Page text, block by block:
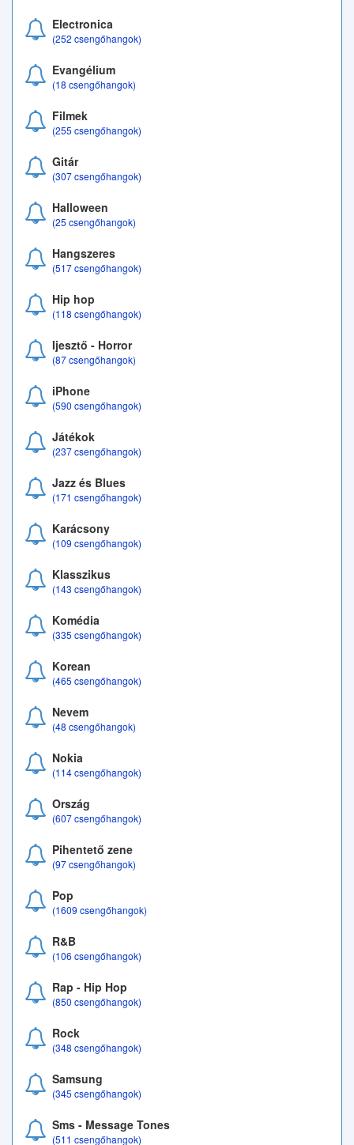
Electronica
(252 csengőhangok)
Evangélium
(18 csengőhangok)
Filmek
(255 csengőhangok)
Gitár
(307 csengőhangok)
Halloween
(25 csengőhangok)
Hangszeres
(517 csengőhangok)
Hip hop
(118 csengőhangok)
Ijesztő - Horror
(87 csengőhangok)
iPhone
(590 csengőhangok)
Játékok
(237 csengőhangok)
Jazz és Blues
(171 csengőhangok)
Karácsony
(109 csengőhangok)
Klasszikus
(143 csengőhangok)
Komédia
(335 csengőhangok)
Korean
(465 csengőhangok)
Nevem
(48 csengőhangok)
Nokia
(114 csengőhangok)
Ország
(607 csengőhangok)
Pihentető zene
(97 csengőhangok)
Pop
(1609 csengőhangok)
R&B
(106 csengőhangok)
Rap - Hip Hop
(850 csengőhangok)
Rock
(348 csengőhangok)
Samsung
(345 csengőhangok)
Sms - Message Tones
(511 csengőhangok)